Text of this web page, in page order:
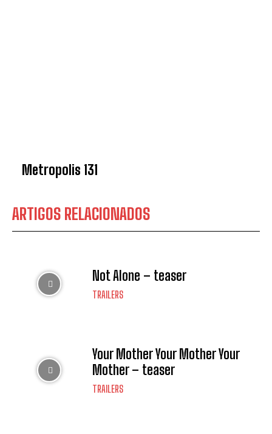
Metropolis 131
ARTIGOS RELACIONADOS
Not Alone – teaser
TRAILERS
Your Mother Your Mother Your
Mother – teaser
TRAILERS